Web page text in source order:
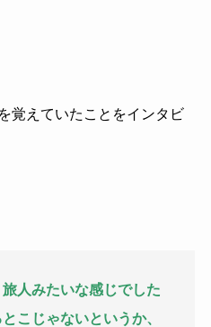
覚えていたことをインタビ
旅人みたいな感じでした
こじゃないというか、